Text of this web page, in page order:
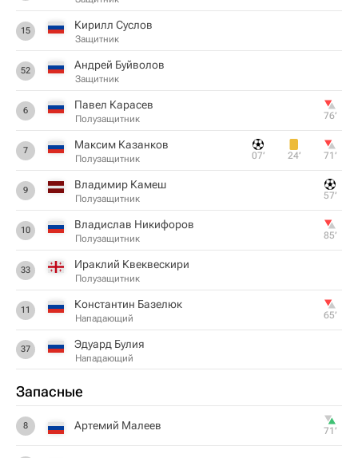
15 Кирилл Суслов
Защитник
52 Андрей Буйволов
Защитник
6 Павел Карасев
Полузащитник 76‎’‎
7 Максим Казанков
Полузащитник 07‎’‎ 24‎’‎ 71‎’‎
9 Владимир Камеш
Полузащитник 57‎’‎
10 Владислав Никифоров
Полузащитник 85‎’‎
33 Ираклий Квеквескири
Полузащитник
11 Константин Базелюк
Нападающий 65‎’‎
37 Эдуард Булия
Нападающий
Запасные
8 Артемий Малеев 71‎’‎